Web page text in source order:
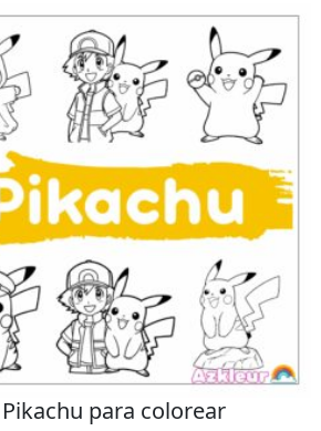
Pikachu para colorear